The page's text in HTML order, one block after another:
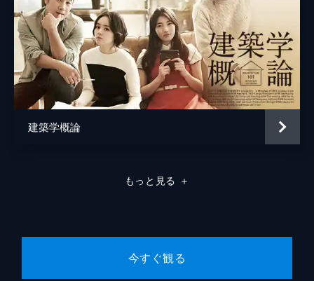
建築学概論
もっと見る ＋
今すぐ観る